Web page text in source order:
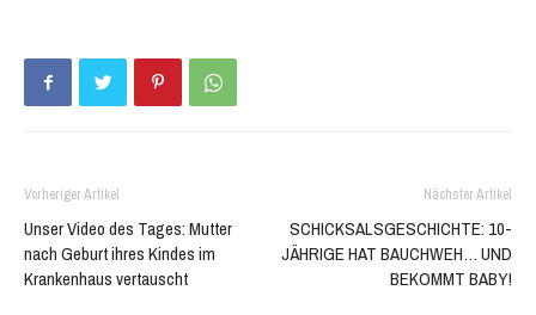
Vorheriger Artikel
Unser Video des Tages: Mutter
nach Geburt ihres Kindes im
Krankenhaus vertauscht
Nächster Artikel
SCHICKSALSGESCHICHTE: 10-
JÄHRIGE HAT BAUCHWEH… UND
BEKOMMT BABY!